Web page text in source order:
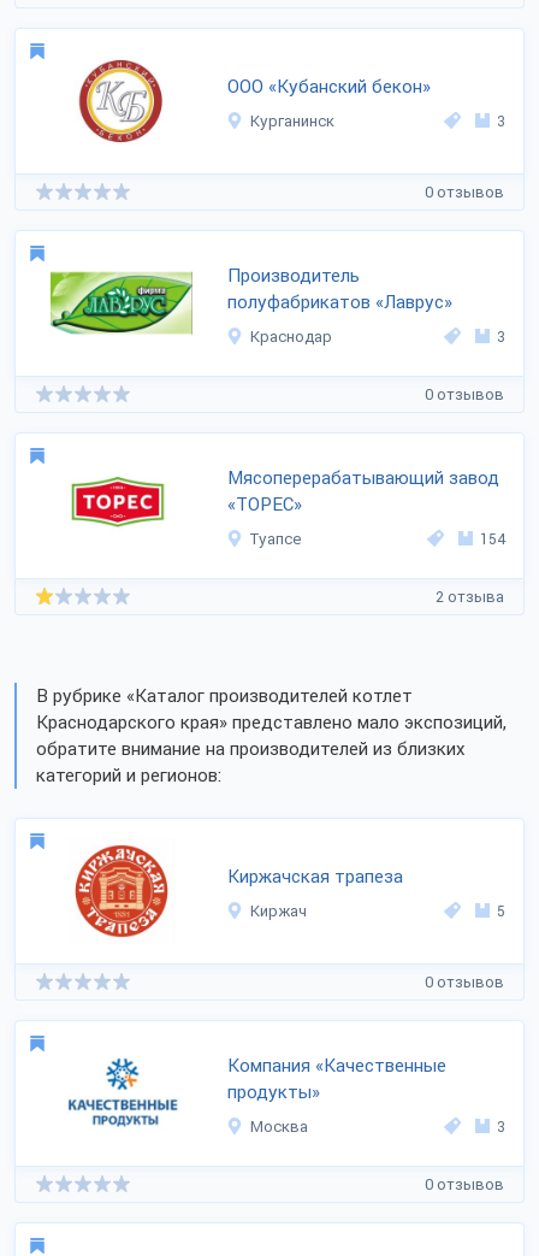
ООО «Кубанский бекон»
Курганинск 3
0 отзывов
Производитель
полуфабрикатов «Лаврус»
Краснодар 3
0 отзывов
Мясоперерабатывающий завод
«ТОРЕС»
Туапсе 154
2 отзыва
В рубрике «Каталог производителей котлет
Краснодарского края» представлено мало экспозиций,
обратите внимание на производителей из близких
категорий и регионов:
Киржачская трапеза
Киржач 5
0 отзывов
Компания «Качественные
продукты»
Москва 3
0 отзывов